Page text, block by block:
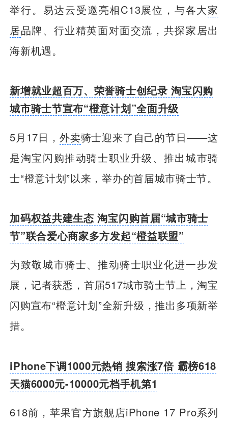
举行。易达云受邀亮相C13展位，与各大家
居品牌、行业精英面对面交流，共探家居出
海新机遇。
新增就业超百万、荣誉骑士创纪录 淘宝闪购
城市骑士节宣布“橙意计划”全面升级
5月17日， 外卖骑士迎来了自己的节日——这
是淘宝闪购推动骑士职业升级、推出城市骑
士“橙意计划”以来，举办的首届城市骑士节。
加码权益共建生态 淘宝闪购首届“城市骑士
节”联合爱心商家多方发起“橙益联盟”
为致敬城市骑士、推动骑士职业化进一步发
展，记者获悉，首届517城市骑士节上，淘宝
闪购宣布“橙意计划”全新升级，推出多项新举
措。
iPhone下调1000元热销 搜索涨7倍 霸榜618
天猫6000元-10000元档手机第1
618前，苹果官方旗舰店iPhone 17 Pro系列